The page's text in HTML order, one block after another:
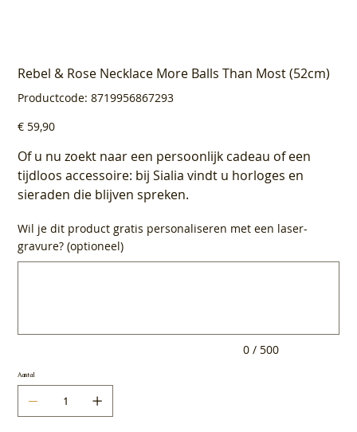
Rebel & Rose Necklace More Balls Than Most (52cm)
Productcode: Productcode
8719956867293
8719956867293
Prijs
€ 59,90
Of u nu zoekt naar een persoonlijk cadeau of een
tijdloos accessoire: bij Sialia vindt u horloges en
sieraden die blijven spreken.
Wil je dit product gratis personaliseren met een laser-
gravure? (optioneel)
0 / 500
Aantal